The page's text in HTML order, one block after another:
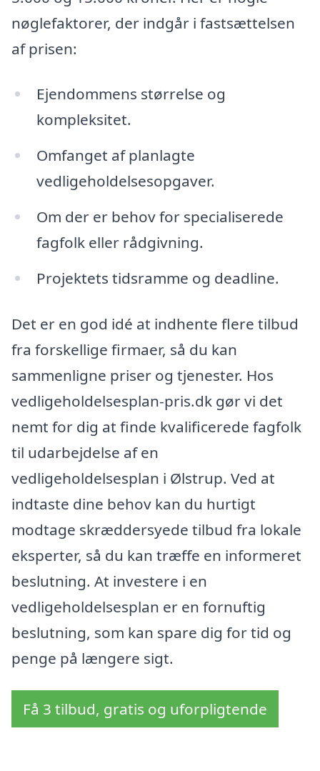
nøglefaktorer, der indgår i fastsættelsen
af prisen:
Ejendommens størrelse og
kompleksitet.
Omfanget af planlagte
vedligeholdelsesopgaver.
Om der er behov for specialiserede
fagfolk eller rådgivning.
Projektets tidsramme og deadline.
Det er en god idé at indhente flere tilbud
fra forskellige firmaer, så du kan
sammenligne priser og tjenester. Hos
vedligeholdelsesplan-pris.dk gør vi det
nemt for dig at finde kvalificerede fagfolk
til udarbejdelse af en
vedligeholdelsesplan i Ølstrup. Ved at
indtaste dine behov kan du hurtigt
modtage skræddersyede tilbud fra lokale
eksperter, så du kan træffe en informeret
beslutning. At investere i en
vedligeholdelsesplan er en fornuftig
beslutning, som kan spare dig for tid og
penge på længere sigt.
Få 3 tilbud, gratis og uforpligtende